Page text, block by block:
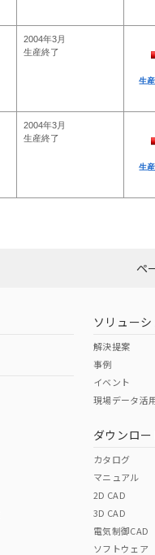
2004年3月
生産終了
生
2004年3月
生産終了
生
ペ
ソリューシ
解決提案
事例
イベント
現場データ活
ダウンロ
カタログ
マニュアル
2D CAD
3D CAD
電気制御CAD
ソフトウェア